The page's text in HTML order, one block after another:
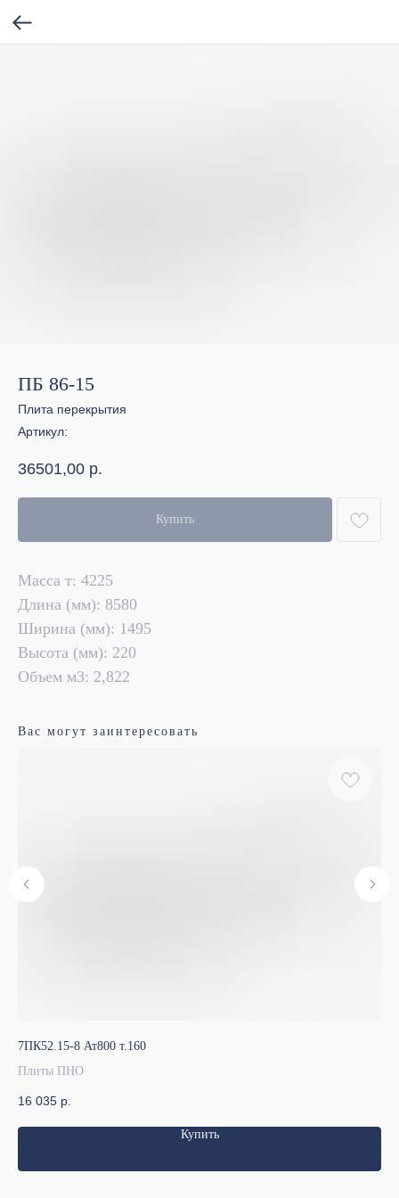
ПБ 86-15
Плита перекрытия
Артикул:
36501,00 р.
Купить
Масса т: 4225
Длина (мм): 8580
Ширина (мм): 1495
Высота (мм): 220
Объем м3: 2,822
Вас могут заинтересовать
7ПК52.15-8 Ат800 т.160
Плиты ПНО
16 035 р.
Купить